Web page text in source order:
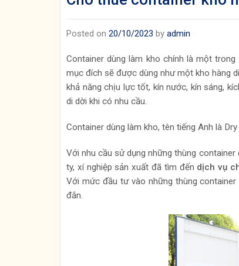
Posted on 20/10/2023 by admin
Container dùng làm kho chính là một
mục đích sẽ được dùng như một kho hàng
khả năng chịu lực tốt, kín nước, kín sáng,
di dời khi có nhu cầu.
Container dùng làm kho, tên tiếng Anh là
Với nhu cầu sử dụng những thùng
ty, xí nghiệp sản xuất đã tìm đến dịch vụ
Với mức đầu tư vào những thùng
đắn.